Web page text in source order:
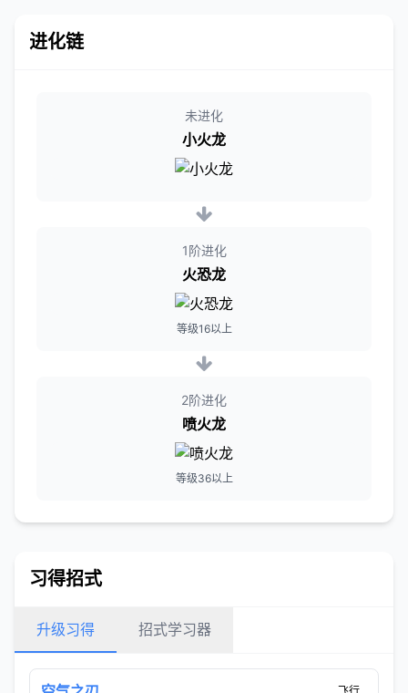
进化链
未进化
小火龙
1阶进化
火恐龙
等级16以上
2阶进化
喷火龙
等级36以上
习得招式
升级习得 招式学习器